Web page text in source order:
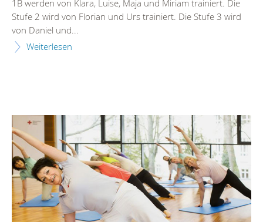
1B werden von Klara, Luise, Maja und Miriam trainiert. Die
Stufe 2 wird von Florian und Urs trainiert. Die Stufe 3 wird
von Daniel und...
Weiterlesen